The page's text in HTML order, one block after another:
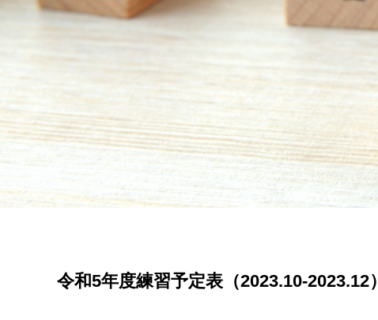
令和5年度練習予定表（2023.10-2023.12）